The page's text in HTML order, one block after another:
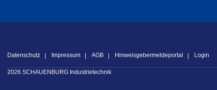
Datenschutz Impressum AGB Hinweisgebermeldeportal Login
2026 SCHAUENBURG Industrietechnik